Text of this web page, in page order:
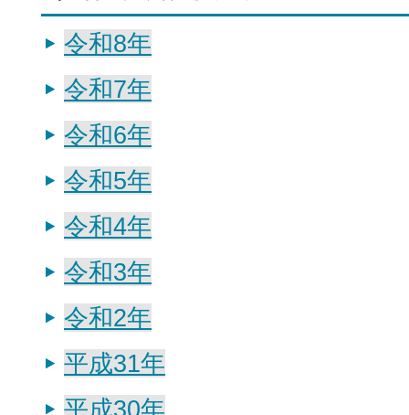
令和8年
令和7年
令和6年
令和5年
令和4年
令和3年
令和2年
平成31年